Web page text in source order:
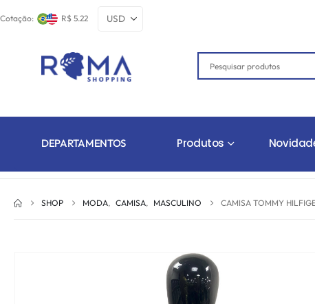
Cotação: R$ 5.22
DEPARTAMENTOS Produtos
SHOP MODA, CAMISA, MASCULINO CAMISA TOMMY